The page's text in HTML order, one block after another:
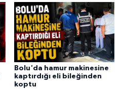
Bolu'da hamur makinesine
kaptırdığı eli bileğinden
koptu